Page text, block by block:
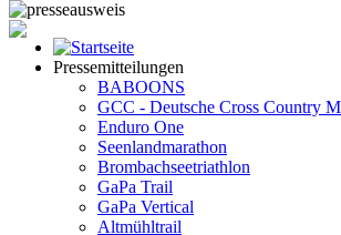
Pressemitteilungen
BABOONS
GCC - Deutsche Cross Country
Enduro One
Seenlandmarathon
Brombachseetriathlon
GaPa Trail
GaPa Vertical
Altmühltrail